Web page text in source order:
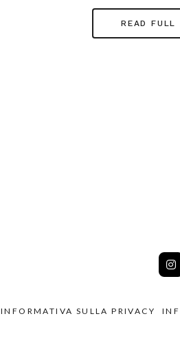
READ FULL
INFORMATIVA SULLA PRIVACY